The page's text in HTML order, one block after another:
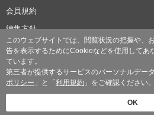
このウェブサイトでは、閲覧状況の把握や、
告を表示するためにCookieなどを使用してあ
ています。
第三者が提供するサービスのパーソナルデー
ポリシー 」と「 利用規約 」をご確認ください。
OK
会員規約
編集方針
© 2026 MOTA Corporation